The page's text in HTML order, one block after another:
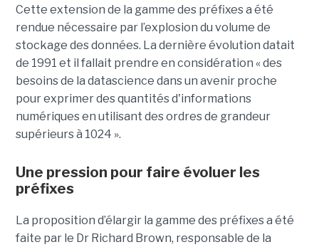
Cette extension de la gamme des préfixes a été
rendue nécessaire par l’explosion du volume de
stockage des données. La dernière évolution datait
de 1991 et il fallait prendre en considération « des
besoins de la datascience dans un avenir proche
pour exprimer des quantités d'informations
numériques en utilisant des ordres de grandeur
supérieurs à 1024 ».
Une pression pour faire évoluer les
préfixes
La proposition d’élargir la gamme des préfixes a été
faite par le Dr Richard Brown, responsable de la